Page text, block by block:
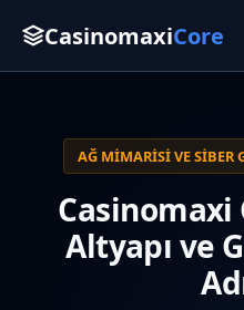
CasinomaxiCore
AĞ MIMARISI VE SIBER
Casinomaxi
Altyapı ve